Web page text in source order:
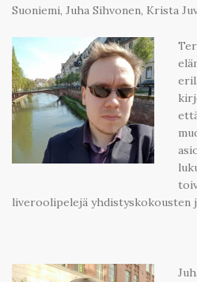
Suoniemi, Juha Sihvonen, Krista
liveroolipelejä yhdistyskokousten